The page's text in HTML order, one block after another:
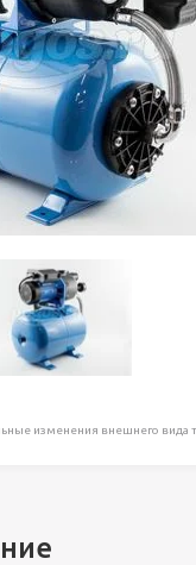
для работ на
Гидравлика
химия
материалы и
изделия
для дома, сада, отдыха
изменения внешнего вида